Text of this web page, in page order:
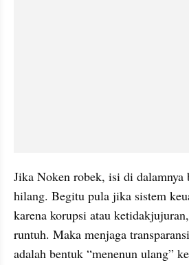
Jika Noken robek, isi di dalamnya
hilang. Begitu pula jika sistem
karena korupsi atau
runtuh. Maka menjaga
adalah bentuk “menenun ulang”